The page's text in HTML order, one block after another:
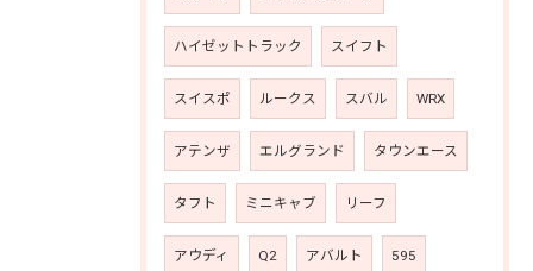
ハイゼットトラック スイフト
スイスポ ルークス スバル WRX
アテンザ エルグランド タウンエース
タフト ミニキャブ リーフ
アウディ Q2 アバルト 595